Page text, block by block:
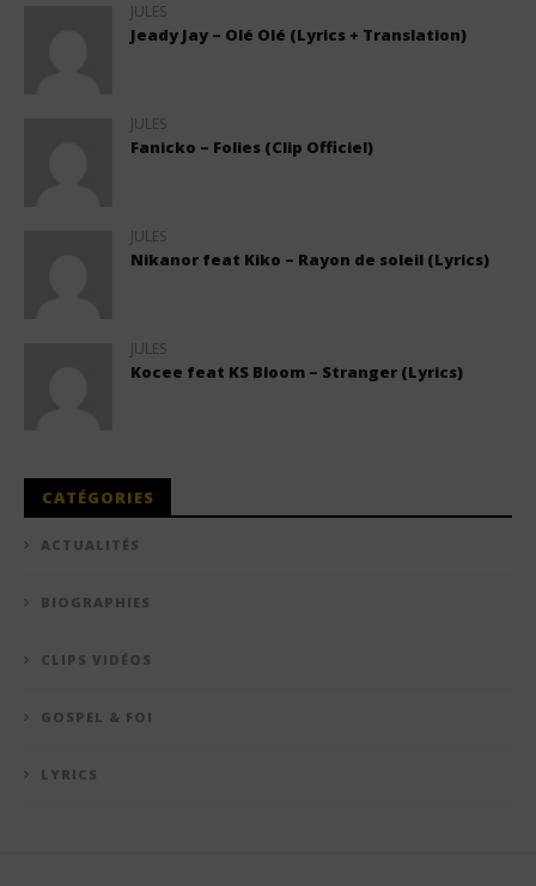
JULES
Jeady Jay – Olé Olé (Lyrics + Translation)
JULES
Fanicko – Folies (Clip Officiel)
JULES
Nikanor feat Kiko – Rayon de soleil (Lyrics)
JULES
Kocee feat KS Bloom – Stranger (Lyrics)
CATÉGORIES
ACTUALITÉS
BIOGRAPHIES
CLIPS VIDÉOS
GOSPEL & FOI
LYRICS